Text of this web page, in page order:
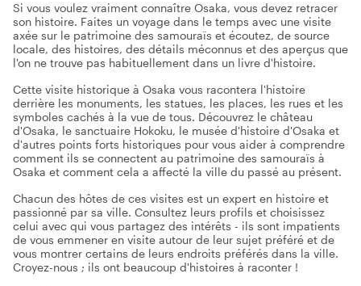
Si vous voulez vraiment connaître Osaka, vous devez retracer
son histoire. Faites un voyage dans le temps avec une visite
axée sur le patrimoine des samouraïs et écoutez, de source
locale, des histoires, des détails méconnus et des aperçus que
l'on ne trouve pas habituellement dans un livre d'histoire.
Cette visite historique à Osaka vous racontera l'histoire
derrière les monuments, les statues, les places, les rues et les
symboles cachés à la vue de tous. Découvrez le château
d'Osaka, le sanctuaire Hokoku, le musée d'histoire d'Osaka et
d'autres points forts historiques pour vous aider à comprendre
comment ils se connectent au patrimoine des samouraïs à
Osaka et comment cela a affecté la ville du passé au présent.
Chacun des hôtes de ces visites est un expert en histoire et
passionné par sa ville. Consultez leurs profils et choisissez
celui avec qui vous partagez des intérêts - ils sont impatients
de vous emmener en visite autour de leur sujet préféré et de
vous montrer certains de leurs endroits préférés dans la ville.
Croyez-nous ; ils ont beaucoup d'histoires à raconter !